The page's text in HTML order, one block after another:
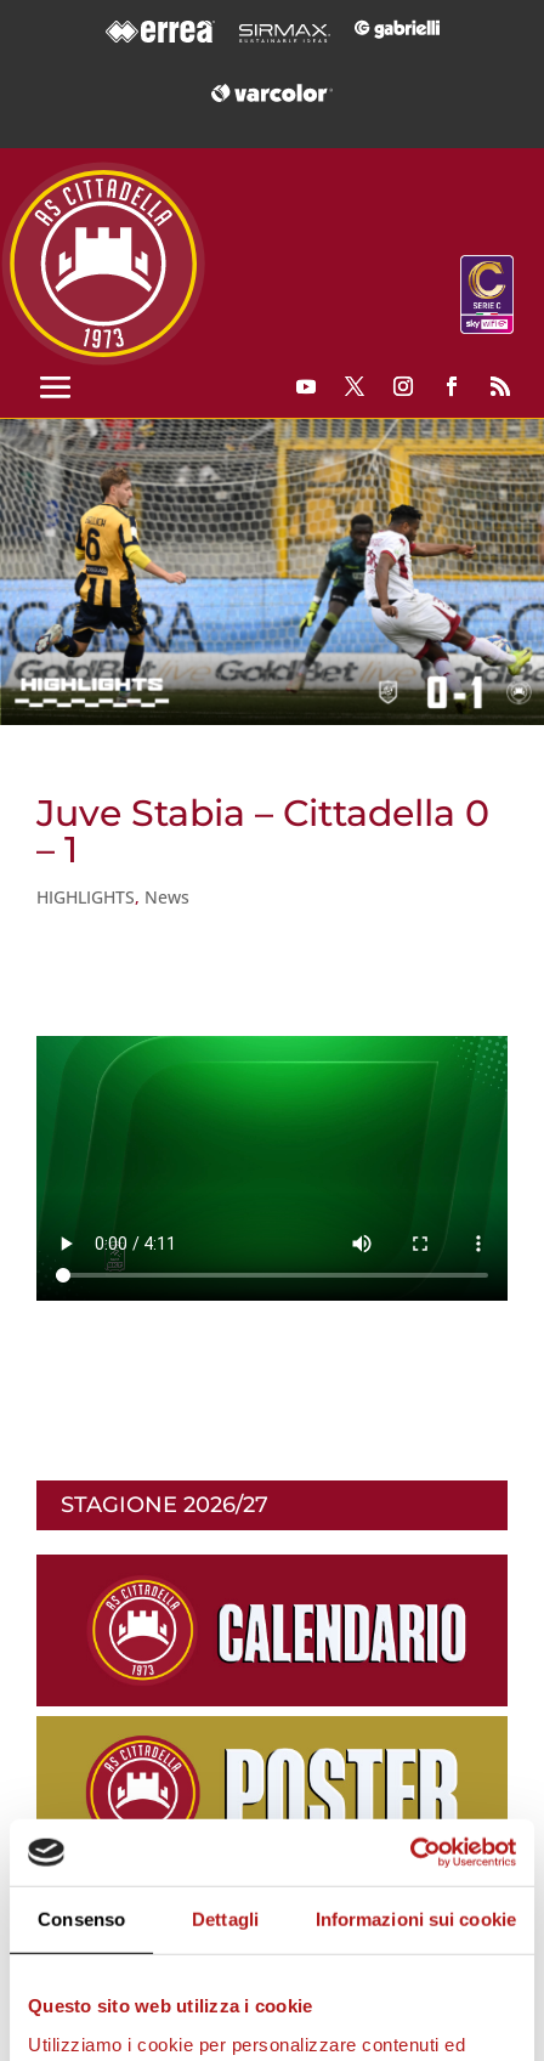
Consenso Dettagli Informazioni sui cookie
Questo sito web utilizza i cookie
Utilizziamo i cookie per personalizzare contenuti ed
Juve Stabia – Cittadella 0
– 1
HIGHLIGHTS, News
STAGIONE 2026/27
BIGLIETTI